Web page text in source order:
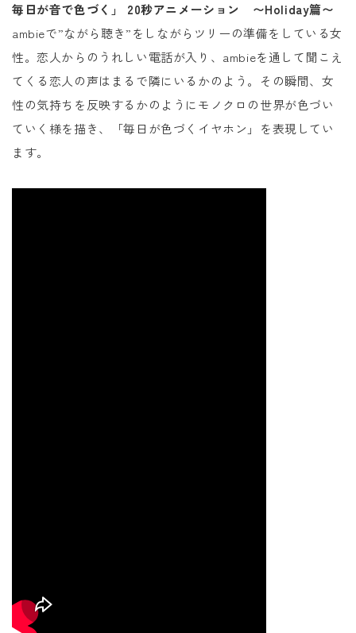
毎日が音で色づく」 20秒アニメーション 〜Holiday篇〜
ambieで”ながら聴き”をしながらツリーの準備をしている女
性。恋人からのうれしい電話が入り、ambieを通して聞こえ
てくる恋人の声はまるで隣にいるかのよう。その瞬間、女
性の気持ちを反映するかのようにモノクロの世界が色づい
ていく様を描き、「毎日が色づくイヤホン」を表現してい
ます。